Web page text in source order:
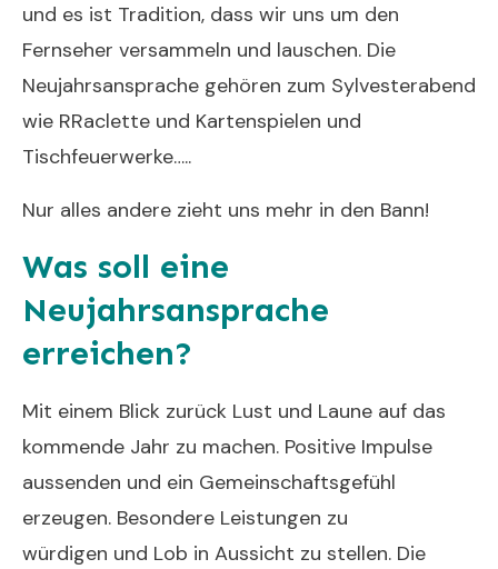
und es ist Tradition, dass wir uns um den
Fernseher versammeln und lauschen. Die
Neujahrsansprache gehören zum Sylvesterabend
wie RRaclette und Kartenspielen und
Tischfeuerwerke…..
Nur alles andere zieht uns mehr in den Bann!
Was soll eine
Neujahrsansprache
erreichen?
Mit einem Blick zurück Lust und Laune auf das
kommende Jahr zu machen. Positive Impulse
aussenden und ein Gemeinschaftsgefühl
erzeugen. Besondere Leistungen zu
würdigen und Lob in Aussicht zu stellen. Die